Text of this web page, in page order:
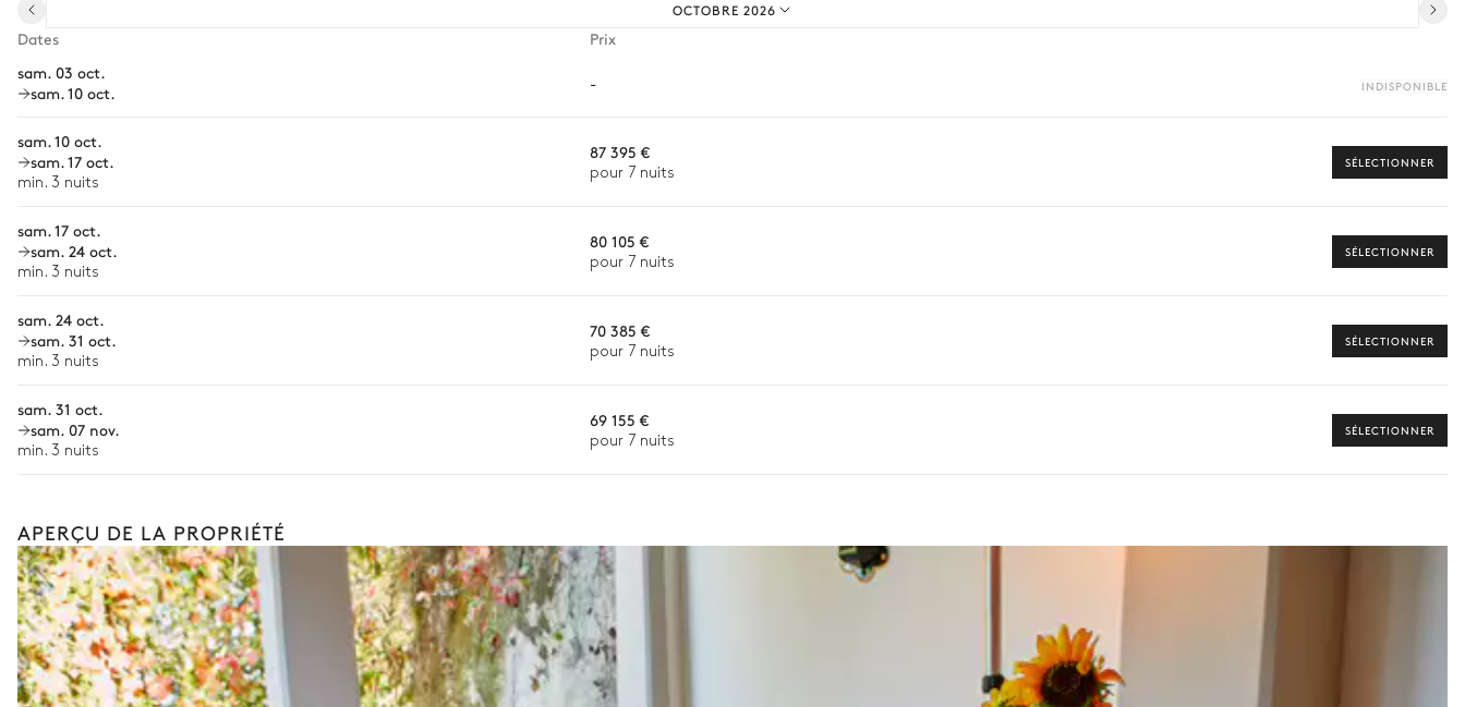
Piscine
Chauffée · Au chlore
Douche extérieure
Jardin
Mediterranéen
Chef à domicile
Bien-être à domicile
Babysitter
Location de vélo
Location de bateau
OCTOBRE 2026
Dates
Prix
sam. 03 oct.
sam. 10 oct.
- INDISPONIBLE
sam. 10 oct.
sam. 17 oct.
min. 3 nuits
87 395 €
pour 7 nuits
SÉLECTIONNER
sam. 17 oct.
sam. 24 oct.
min. 3 nuits
80 105 €
pour 7 nuits
SÉLECTIONNER
sam. 24 oct.
sam. 31 oct.
min. 3 nuits
70 385 €
pour 7 nuits
SÉLECTIONNER
sam. 31 oct.
sam. 07 nov.
min. 3 nuits
69 155 €
pour 7 nuits
SÉLECTIONNER
APERÇU DE LA PROPRIÉTÉ